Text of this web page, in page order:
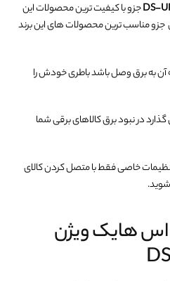
جزو با کیفیت ترین محصولات این
مناسب ترین محصولات های این برند
آن به برق وصل باشد باطری خودش را
در نبود برق کالاهای برقی شما
خاصی فقط با متصل کردن کالای
شوید.
اس هایک ویژن